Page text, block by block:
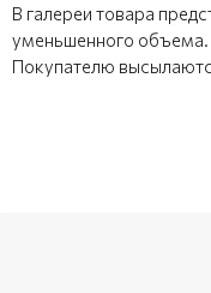
В галереи товара
уменьшенного объема.
Покупателю